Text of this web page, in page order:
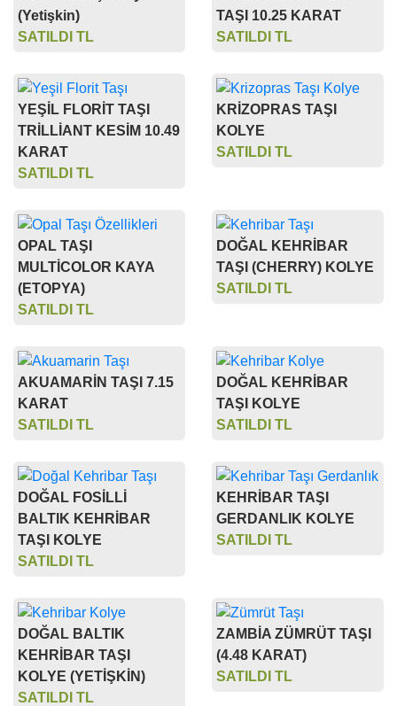
(Yetişkin)
SATILDI TL
TAŞI 10.25 KARAT
SATILDI TL
YEŞİL FLORİT TAŞI
TRİLLİANT KESİM 10.49
KARAT
SATILDI TL
KRİZOPRAS TAŞI
KOLYE
SATILDI TL
OPAL TAŞI
MULTİCOLOR KAYA
(ETOPYA)
SATILDI TL
DOĞAL KEHRİBAR
TAŞI (CHERRY) KOLYE
SATILDI TL
AKUAMARİN TAŞI 7.15
KARAT
SATILDI TL
DOĞAL KEHRİBAR
TAŞI KOLYE
SATILDI TL
DOĞAL FOSİLLİ
BALTIK KEHRİBAR
TAŞI KOLYE
SATILDI TL
KEHRİBAR TAŞI
GERDANLIK KOLYE
SATILDI TL
DOĞAL BALTIK
KEHRİBAR TAŞI
KOLYE (YETİŞKİN)
SATILDI TL
ZAMBİA ZÜMRÜT TAŞI
(4.48 KARAT)
SATILDI TL